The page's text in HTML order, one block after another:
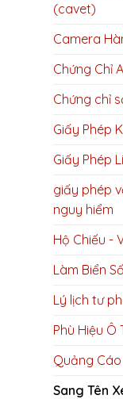
(cavet)
Camera
Chứng Chỉ
Chứng chỉ
Giấy Phép
Giấy Phép
giấy phép
nguy hiểm
Hộ Chiếu -
Làm Biển
Lý lịch tư
Phù Hiệu Ô
Quảng Cáo
Sang Tên